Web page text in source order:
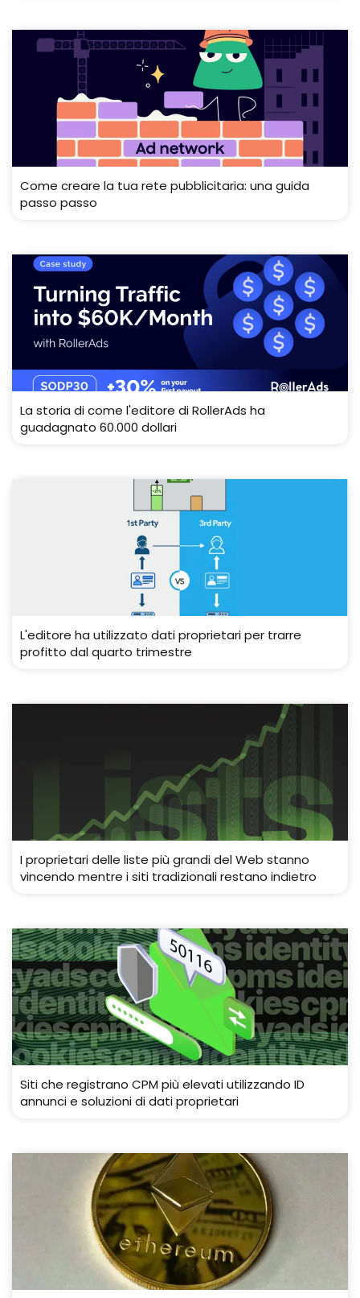
Come creare la tua rete pubblicitaria: una guida
passo passo
La storia di come l'editore di RollerAds ha
guadagnato 60.000 dollari
L'editore ha utilizzato dati proprietari per trarre
profitto dal quarto trimestre
I proprietari delle liste più grandi del Web stanno
vincendo mentre i siti tradizionali restano indietro
Siti che registrano CPM più elevati utilizzando ID
annunci e soluzioni di dati proprietari